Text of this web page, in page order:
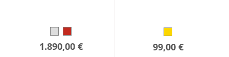
1.890,00 € 99,00 €